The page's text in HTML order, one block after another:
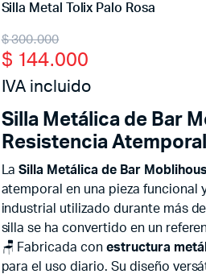
Silla Metal Tolix Palo Rosa
$300.000
Original
price
was:
$ 300.000.
$ 144.000
Current
price
is:
$ 144.000.
IVA incluido
Silla Metálica de Bar
Resistencia Atemporal
LaSilla Metálica de Bar
atemporal en una pieza funcional
industrial utilizado durante más
silla se ha convertido en un
🪑 Fabricada conestructura
para el uso diario. Su diseño